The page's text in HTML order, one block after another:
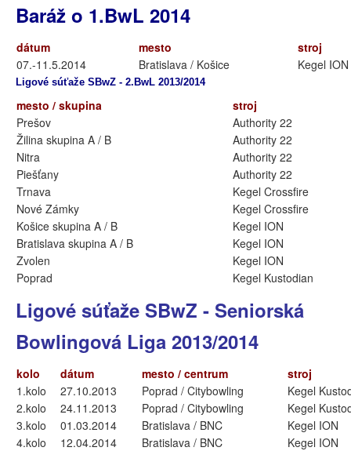
Baráž o 1.BwL 2014
dátum mesto
stroj
07.-11.5.2014
Bratislava / Košice Kegel ION
Ligové súťaže SBwZ - 2.BwL 2013/2014
mesto / skupina
stroj
Prešov
Authority 22
Žilina skupina A / B
Authority 22
Nitra
Authority 22
Piešťany
Authority 22
Trnava
Kegel Crossfire
Nové Zámky
Kegel Crossfire
Košice skupina A / B
Kegel ION
Bratislava skupina A / B
Kegel ION
Zvolen
Kegel ION
Poprad
Kegel Kustodian
Ligové súťaže SBwZ - Seniorská
Bowlingová Liga 2013/2014
kolo dátum mesto / centrum
stroj
1.kolo
27.10.2013 Poprad / Citybowling
Kegel
2.kolo
24.11.2013 Poprad / Citybowling
Kegel
3.kolo
01.03.2014 Bratislava / BNC
Kegel ION
4.kolo
12.04.2014 Bratislava / BNC Kegel ION